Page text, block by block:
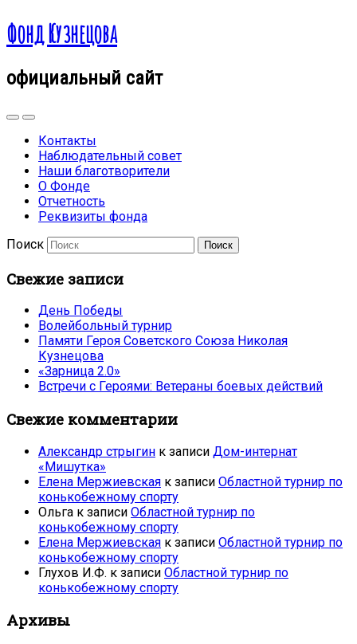
Фонд Кузнецова
официальный сайт
Контакты
Наблюдательный совет
Наши благотворители
О Фонде
Отчетность
Реквизиты фонда
Поиск
Свежие записи
День Победы
Волейбольный турнир
Памяти Героя Советского Союза Николая
Кузнецова
«Зарница 2.0»
Встречи с Героями: Ветераны боевых действий
Свежие комментарии
Александр стрыгин к записи Дом-интернат
«Мишутка»
Елена Мержиевская к записи Областной турнир по
конькобежному спорту
Ольга к записи Областной турнир по
конькобежному спорту
Елена Мержиевская к записи Областной турнир по
конькобежному спорту
Глухов И.Ф. к записи Областной турнир по
конькобежному спорту
Архивы